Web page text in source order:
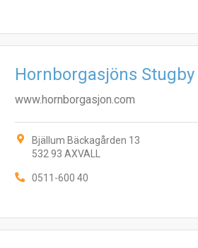
Hornborgasjöns Stugby
www.hornborgasjon.com
Bjällum Bäckagården 13
532 93 AXVALL
0511-600 40